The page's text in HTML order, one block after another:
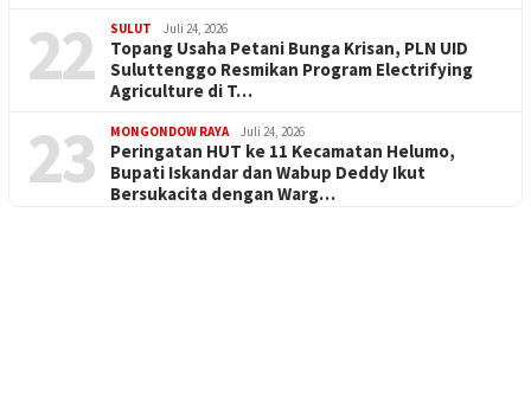
22 SULUT Juli 24, 2026
Topang Usaha Petani Bunga Krisan, PLN UID
Suluttenggo Resmikan Program Electrifying
Agriculture di T…
23 MONGONDOW RAYA Juli 24, 2026
Peringatan HUT ke 11 Kecamatan Helumo,
Bupati Iskandar dan Wabup Deddy Ikut
Bersukacita dengan Warg…